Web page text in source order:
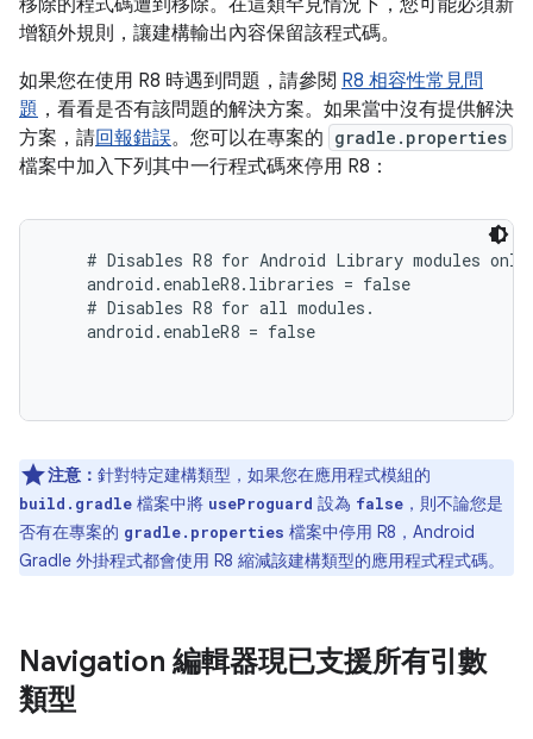
移除的程式碼遭到移除。在這類罕見情況下，您可能必須新
增額外規則，讓建構輸出內容保留該程式碼。
如果您在使用 R8 時遇到問題，請參閱 R8 相容性常見問
題 ，看看是否有該問題的解決方案。如果當中沒有提供解決
方案，請回報錯誤。您可以在專案的 gradle.properties
檔案中加入下列其中一行程式碼來停用 R8：
# Disables R8 for Android Library modules
    android.enableR8.libraries = false
    # Disables R8 for all modules.
    android.enableR8 = false
注意： 針對特定建構類型，如果您在應用程式模組的
build.gradle 檔案中將 useProguard 設為 false ，則不論您是
否有在專案的 gradle.properties 檔案中停用 R8，Android
Gradle 外掛程式都會使用 R8 縮減該建構類型的應用程式程式碼。
Navigation 編輯器現已支援所有引數
類型